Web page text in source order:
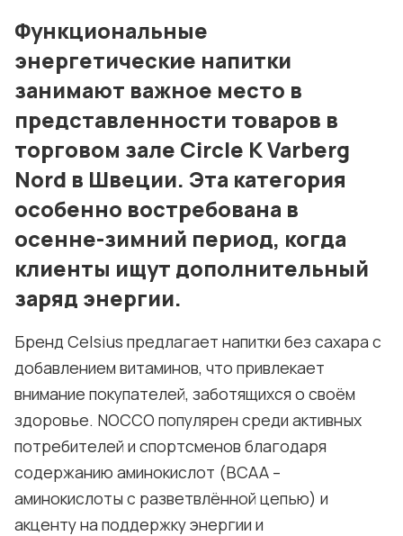
Видео
Подписка
Политика конфиденциальности и cookie
Функциональные
энергетические напитки
занимают важное место в
представленности товаров в
торговом зале Circle K Varberg
Nord в Швеции. Эта категория
особенно востребована в
осенне-зимний период, когда
клиенты ищут дополнительный
заряд энергии.
Бренд Celsius предлагает напитки без сахара с
добавлением витаминов, что привлекает
внимание покупателей, заботящихся о своём
здоровье. NOCCO популярен среди активных
потребителей и спортсменов благодаря
содержанию аминокислот (BCAA –
аминокислоты с разветвлённой цепью) и
акценту на поддержку энергии и